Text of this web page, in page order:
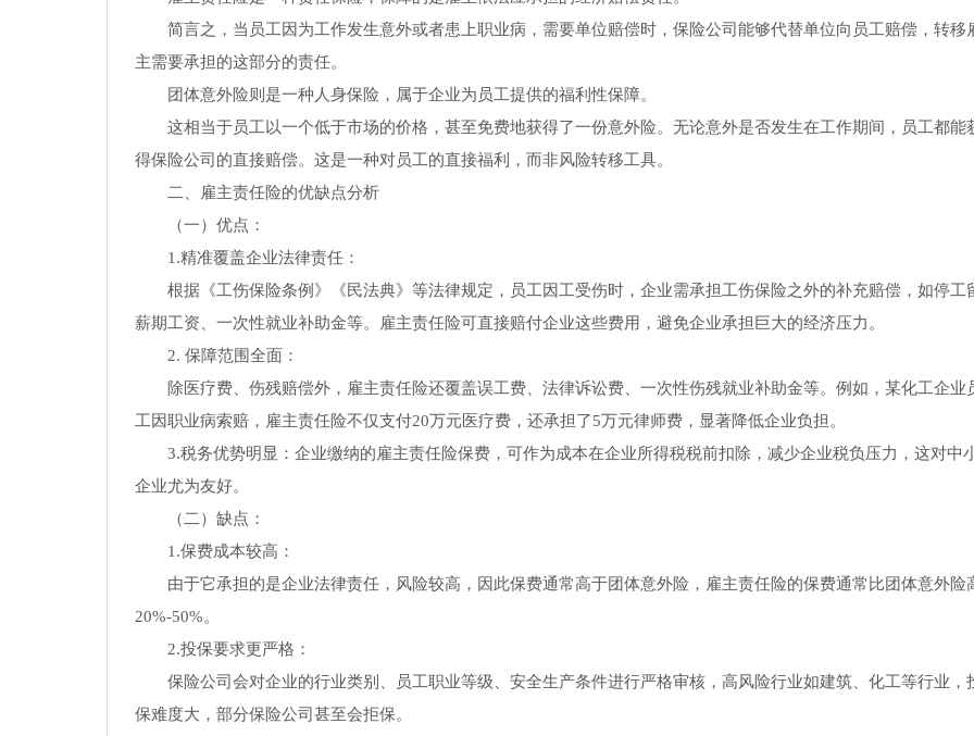
简言之，当员工因为工作发生意外或者患上职业病，需要单位赔偿时，保险公司能够代替单位向员工赔偿，转移
主需要承担的这部分的责任。
团体意外险则是一种人身保险，属于企业为员工提供的福利性保障。
这相当于员工以一个低于市场的价格，甚至免费地获得了一份意外险。无论意外是否发生在工作期间，员工都能
得保险公司的直接赔偿。这是一种对员工的直接福利，而非风险转移工具。
二、雇主责任险的优缺点分析
（一）优点：
1.精准覆盖企业法律责任：
根据《工伤保险条例》《民法典》等法律规定，员工因工受伤时，企业需承担工伤保险之外的补充赔偿，如停工
薪期工资、一次性就业补助金等。雇主责任险可直接赔付企业这些费用，避免企业承担巨大的经济压力。
2. 保障范围全面：
除医疗费、伤残赔偿外，雇主责任险还覆盖误工费、法律诉讼费、一次性伤残就业补助金等。例如，某化工企业
工因职业病索赔，雇主责任险不仅支付20万元医疗费，还承担了5万元律师费，显著降低企业负担。
3.税务优势明显：企业缴纳的雇主责任险保费，可作为成本在企业所得税税前扣除，减少企业税负压力，这对中
企业尤为友好。
（二）缺点：
1.保费成本较高：
由于它承担的是企业法律责任，风险较高，因此保费通常高于团体意外险，雇主责任险的保费通常比团体意外险
20%-50%。
2.投保要求更严格：
保险公司会对企业的行业类别、员工职业等级、安全生产条件进行严格审核，高风险行业如建筑、化工等行业，
保难度大，部分保险公司甚至会拒保。